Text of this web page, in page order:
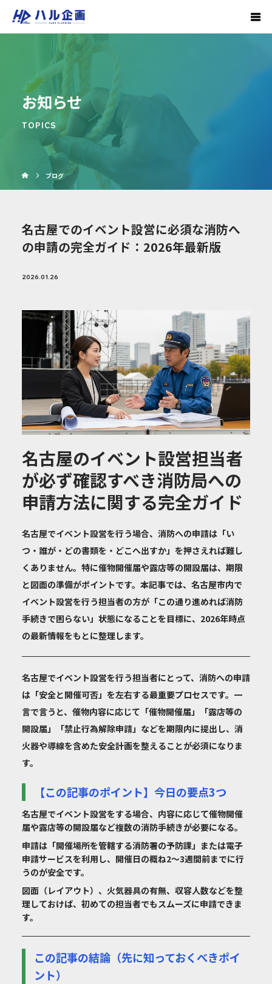
お知らせ
TOPICS
ブログ
名古屋でのイベント設営に必須な消防へ
の申請の完全ガイド：2026年最新版
2026.01.26
名古屋のイベント設営担当者
が必ず確認すべき消防局への
申請方法に関する完全ガイド
名古屋でイベント設営を行う場合、消防への申請は「い
つ・誰が・どの書類を・どこへ出すか」を押さえれば難し
くありません。特に催物開催届や露店等の開設届は、期限
と図面の準備がポイントです。本記事では、名古屋市内で
イベント設営を行う担当者の方が「この通り進めれば消防
手続きで困らない」状態になることを目標に、2026年時点
の最新情報をもとに整理します。
名古屋でイベント設営を行う担当者にとって、消防への申請
は「安全と開催可否」を左右する最重要プロセスです。一
言で言うと、催物内容に応じて「催物開催届」「露店等の
開設届」「禁止行為解除申請」などを期限内に提出し、消
火器や導線を含めた安全計画を整えることが必須になりま
す。
【この記事のポイント】今日の要点3つ
名古屋でイベント設営をする場合、内容に応じて催物開催
届や露店等の開設届など複数の消防手続きが必要になる。
申請は「開催場所を管轄する消防署の予防課」または電子
申請サービスを利用し、開催日の概ね2〜3週間前までに行
うのが安全です。
図面（レイアウト）、火気器具の有無、収容人数などを整
理しておけば、初めての担当者でもスムーズに申請できま
す。
この記事の結論（先に知っておくべきポイ
ント）